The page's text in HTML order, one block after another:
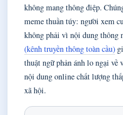
không mang thông điệp.
meme thuần túy: người xem
không phải vì nội dung thông
(kênh truyền thông toàn cầu)
thuật ngữ phản ánh lo ngại về
nội dung online chất lượng
xã hội.